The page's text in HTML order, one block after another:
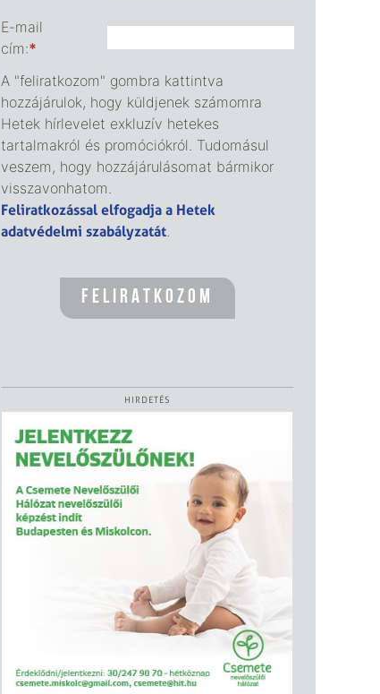
E-mail
cím:*
A "feliratkozom" gombra kattintva
hozzájárulok, hogy küldjenek számomra
Hetek hírlevelet exkluzív hetekes
tartalmakról és promóciókról. Tudomásul
veszem, hogy hozzájárulásomat bármikor
visszavonhatom.
Feliratkozással elfogadja a Hetek
adatvédelmi szabályzatát.
HIRDETÉS